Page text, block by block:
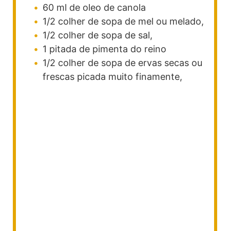
60 ml de oleo de canola
1/2 colher de sopa de mel ou melado,
1/2 colher de sopa de sal,
1 pitada de pimenta do reino
1/2 colher de sopa de ervas secas ou
frescas picada muito finamente,